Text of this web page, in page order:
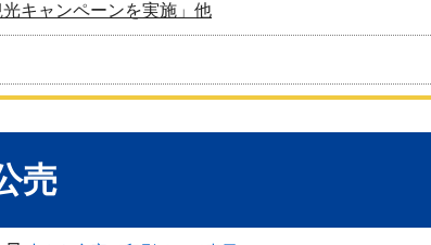
キャンペーンを実施」他
売